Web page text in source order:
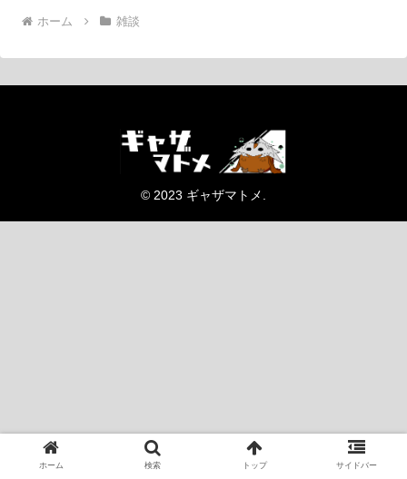
ホーム 雑談
© 2023 ギャザマトメ.
ホーム 検索 トップ サイドバー